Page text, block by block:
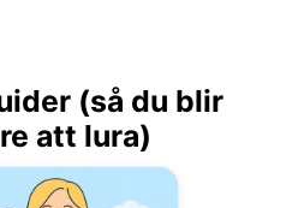
(så du blir
att lura)